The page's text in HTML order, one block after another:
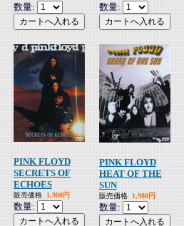
数量: 数量:
PINK FLOYD
SECRETS OF
ECHOES
販売価格 1,980円
数量:
PINK FLOYD
HEAT OF THE
SUN
販売価格 1,980円
数量: